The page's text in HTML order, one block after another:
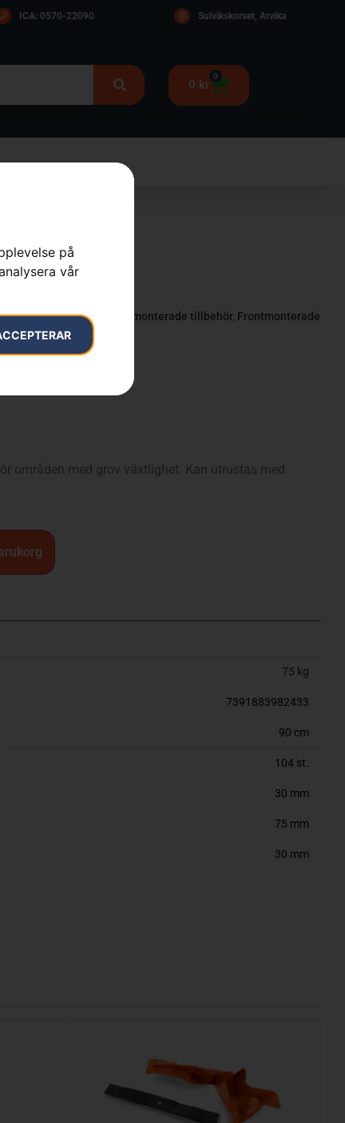
på
vår
ICA: 0570-22090 Sulvikskorset, Arvika
0 kr
0
trädgårdstraktorer Frontmonterade tillbehör, Frontmonterade
områden med grov växtlighet. Kan utrustas med
75 kg
7391883982433
90 cm
104 st.
30 mm
75 mm
30 mm